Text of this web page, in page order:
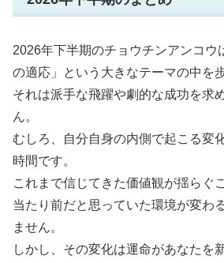
2026年下半期のチョウチンアンコウ
の適応」という大きなテーマの中を
それは派手な飛躍や劇的な成功を求
ん。
むしろ、自分自身の内側で起こる変
時間です。
これまで信じてきた価値観が揺らぐ
当たり前だと思っていた環境が変わ
ません。
しかし、その変化は運命があなたを